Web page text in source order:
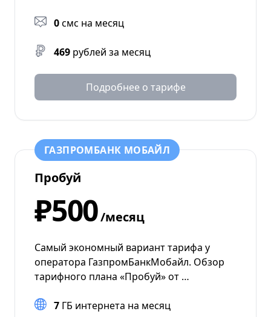
0смс на месяц
469 рублей за месяц
Подробнее о тарифе
ГАЗПРОМБАНК МОБАЙЛ
Пробуй
₽500/месяц
Самый экономный вариант тарифа у
оператора ГазпромБанкМобайл. Обзор
тарифного плана «Пробуй» от …
7 ГБ интернета на месяц